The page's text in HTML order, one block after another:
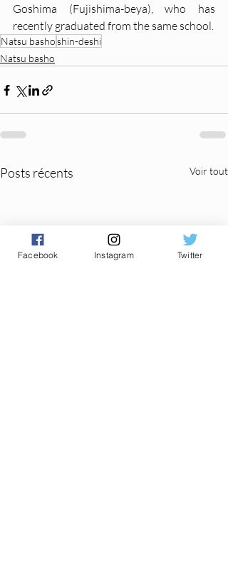
Goshima (Fujishima-beya), who has
recently graduated from the same school.
Natsu bashoshin-deshi
Natsu basho
Posts récents Voir tout
Facebook Instagram Twitter